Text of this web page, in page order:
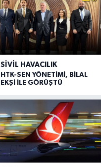
SIVIL HAVACILIK
HTK-SEN YÖNETİMİ, BİLAL
EKŞİ İLE GÖRÜŞTÜ